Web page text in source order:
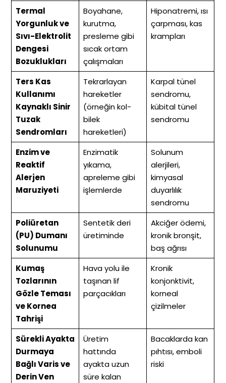
Termal
Yorgunluk ve
Sıvı-Elektrolit
Dengesi
Bozuklukları
Boyahane,
kurutma,
presleme gibi
sıcak ortam
çalışmaları
Hiponatremi, ısı
çarpması, kas
krampları
Ters Kas
Kullanımı
Kaynaklı Sinir
Tuzak
Sendromları
Tekrarlayan
hareketler
(örneğin kol-
bilek
hareketleri)
Karpal tünel
sendromu,
kübital tünel
sendromu
Enzim ve
Reaktif
Alerjen
Maruziyeti
Enzimatik
yıkama,
apreleme gibi
işlemlerde
Solunum
alerjileri,
kimyasal
duyarlılık
sendromu
Poliüretan
(PU) Dumanı
Solunumu
Sentetik deri
üretiminde
Akciğer ödemi,
kronik bronşit,
baş ağrısı
Kumaş
Tozlarının
Gözle Teması
ve Kornea
Tahrişi
Hava yolu ile
taşınan lif
parçacıkları
Kronik
konjonktivit,
korneal
çizilmeler
Sürekli Ayakta
Durmaya
Bağlı Varis ve
Derin Ven
Üretim
hattında
ayakta uzun
süre kalan
Bacaklarda kan
pıhtısı, emboli
riski